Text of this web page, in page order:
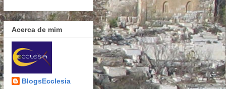
Acerca de mim
BlogsEcclesia